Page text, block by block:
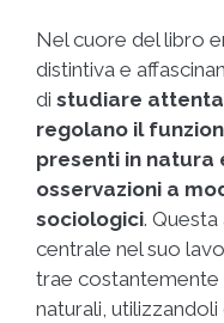
Nel cuore del libro
distintiva e
di studiare
regolano il
presenti in natura
osservazioni a
sociologici.
centrale nel suo
trae costantemente
naturali,